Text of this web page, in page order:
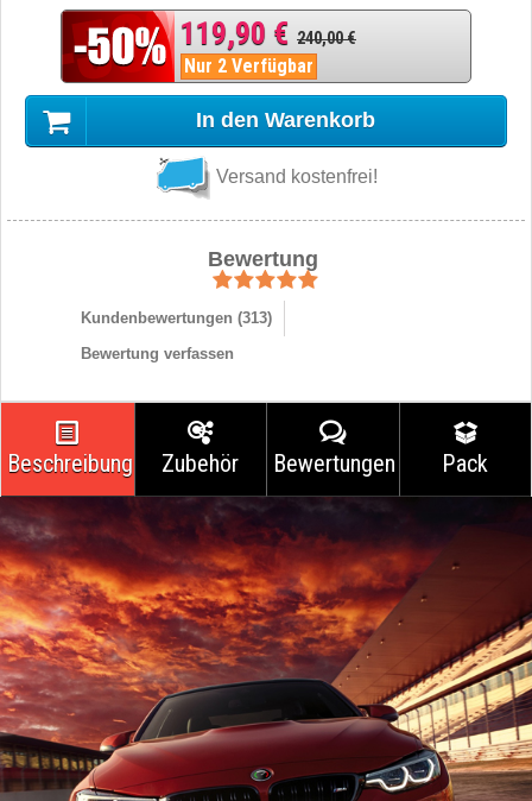
119,90 € 240,00 €
Nur 2 Verfügbar
In den Warenkorb
Versand kostenfrei!
Bewertung
Kundenbewertungen (313)
Bewertung verfassen
Beschreibung Zubehör Bewertungen Pack